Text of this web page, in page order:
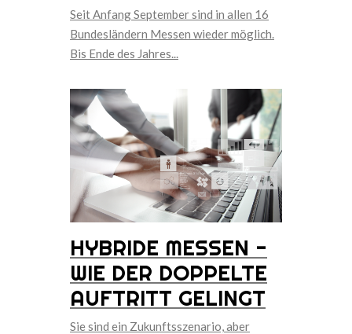
Seit Anfang September sind in allen 16
Bundesländern Messen wieder möglich.
Bis Ende des Jahres...
HYBRIDE MESSEN -
WIE DER DOPPELTE
AUFTRITT GELINGT
Sie sind ein Zukunftsszenario, aber